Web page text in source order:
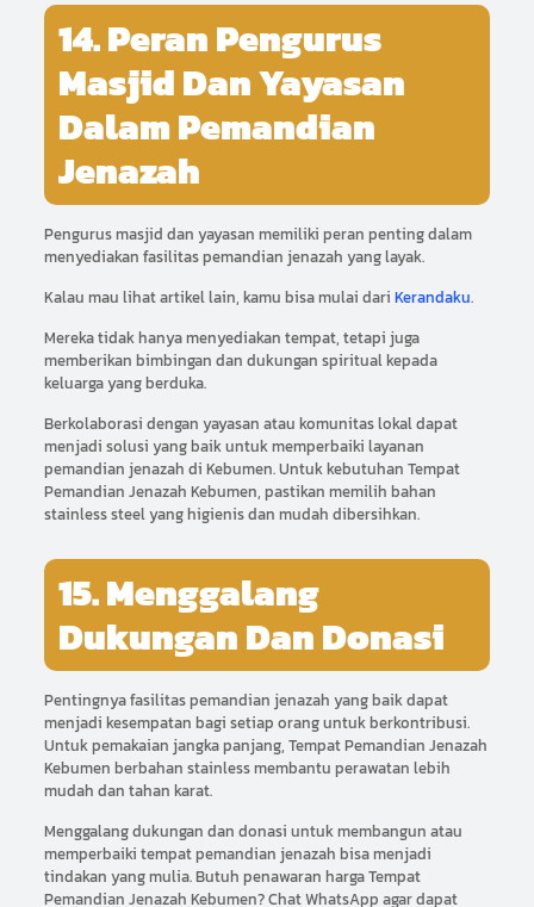
14. Peran Pengurus
Masjid Dan Yayasan
Dalam Pemandian
Jenazah
Pengurus masjid dan yayasan memiliki peran penting dalam
menyediakan fasilitas pemandian jenazah yang layak.
Kalau mau lihat artikel lain, kamu bisa mulai dari Kerandaku.
Mereka tidak hanya menyediakan tempat, tetapi juga
memberikan bimbingan dan dukungan spiritual kepada
keluarga yang berduka.
Berkolaborasi dengan yayasan atau komunitas lokal dapat
menjadi solusi yang baik untuk memperbaiki layanan
pemandian jenazah di Kebumen. Untuk kebutuhan Tempat
Pemandian Jenazah Kebumen, pastikan memilih bahan
stainless steel yang higienis dan mudah dibersihkan.
15. Menggalang
Dukungan Dan Donasi
Pentingnya fasilitas pemandian jenazah yang baik dapat
menjadi kesempatan bagi setiap orang untuk berkontribusi.
Untuk pemakaian jangka panjang, Tempat Pemandian Jenazah
Kebumen berbahan stainless membantu perawatan lebih
mudah dan tahan karat.
Menggalang dukungan dan donasi untuk membangun atau
memperbaiki tempat pemandian jenazah bisa menjadi
tindakan yang mulia. Butuh penawaran harga Tempat
Pemandian Jenazah Kebumen? Chat WhatsApp agar dapat